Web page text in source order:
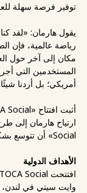
توفير فرصة سهلة
يقول هارمان: «لقد
رياضة عالمية، فإن
مكان إلى آخر حول
المستخدمين التي
أمريكي؛ بل أردنا
Social» أن تتوسع بشكل حقيقي؟
الأهداف الدولية
وايت سيتي في لندن،